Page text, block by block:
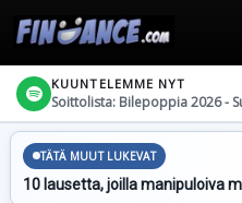
KUUNTELEMME NYT
Soittolista: Bilepoppia 2026 -
TÄTÄ MUUT LUKEVAT
10 lausetta, joilla manipuloiva